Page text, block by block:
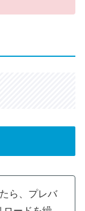
ら、プレバ